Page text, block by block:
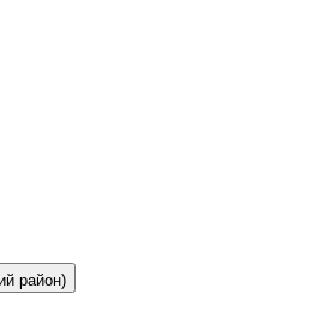
район)